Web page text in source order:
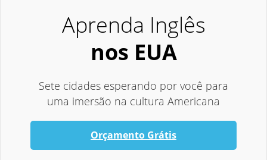
Aprenda Inglês
nos EUA
Sete cidades esperando por você para
uma imersão na cultura Americana
Orçamento Grátis